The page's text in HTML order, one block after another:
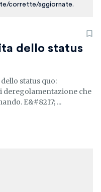
corrette/aggiornate.
dello status
status quo:
deregolamentazione che
E&#8217; ...